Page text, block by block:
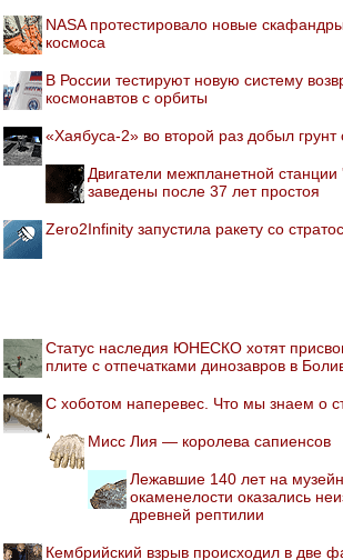
NASA протестировало новые
космоса
В России тестируют новую систему
космонавтов с орбиты
«Хаябуса-2» во второй раз добыл грунт
Двигатели межпланетной
заведены после 37 лет простоя
Zero2Infinity запустила ракету со
Статус наследия ЮНЕСКО хотят
плите с отпечатками динозавров в
С хоботом наперевес. Что мы знаем о
Мисс Лия — королева сапиенсов
Лежавшие 140 лет на
окаменелости оказались
древней рептилии
Кембрийский взрыв происходил в две